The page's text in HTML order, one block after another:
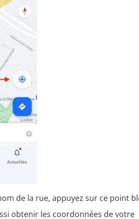
de la rue, appuyez sur ce point
obtenir les coordonnées de votre